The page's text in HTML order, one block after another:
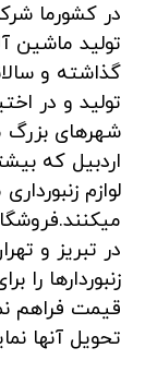
در کشورما
تولید ماشین
گذاشته و
تولید و در
شهرهای بزرگ
اردبیل که
لوازم
در تبریز و
زنبوردارها را
قیمت فراهم
تحویل آنها